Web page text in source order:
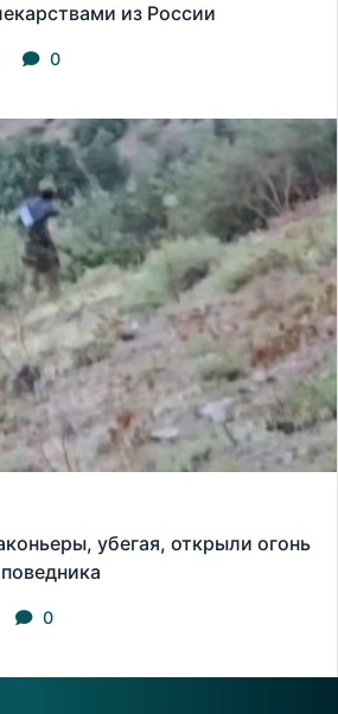
из России
0
убегая, открыли огонь
0